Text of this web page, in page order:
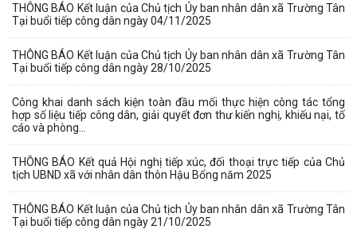
THÔNG BÁO Kết luận của Chủ tịch Ủy ban nhân dân xã Trường Tân
Tại buổi tiếp công dân ngày 04/11/2025
THÔNG BÁO Kết luận của Chủ tịch Ủy ban nhân dân xã Trường Tân
Tại buổi tiếp công dân ngày 28/10/2025
Công khai danh sách kiện toàn đầu mối thực hiện công tác tổng
hợp số liệu tiếp công dân, giải quyết đơn thư kiến nghị, khiếu nại, tố
cáo và phòng...
THÔNG BÁO Kết quả Hội nghị tiếp xúc, đối thoại trực tiếp của Chủ
tịch UBND xã với nhân dân thôn Hậu Bổng năm 2025
THÔNG BÁO Kết luận của Chủ tịch Ủy ban nhân dân xã Trường Tân
Tại buổi tiếp công dân ngày 21/10/2025